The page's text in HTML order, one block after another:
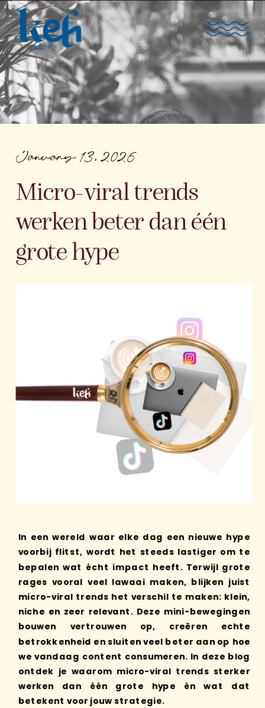
Micro-viral trends
werken beter dan één
grote hype
January 13, 2026
In een wereld waar elke dag een nieuwe hype
voorbij flitst, wordt het steeds lastiger om te
bepalen wat écht impact heeft. Terwijl grote
rages vooral veel lawaai maken, blijken juist
micro-viral trends het verschil te maken: klein,
niche en zeer relevant. Deze mini-bewegingen
bouwen vertrouwen op, creëren echte
betrokkenheid en sluiten veel beter aan op hoe
we vandaag content consumeren. In deze blog
ontdek je waarom micro-viral trends sterker
werken dan één grote hype én wat dat
betekent voor jouw strategie.